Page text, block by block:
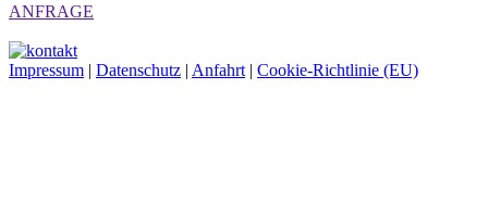
ANFRAGE
Impressum | Datenschutz | Anfahrt | Cookie-Richtlinie (EU)